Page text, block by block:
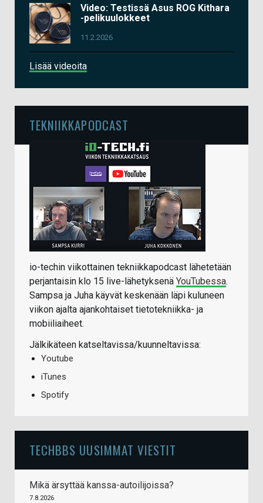
Video: Testissä Asus ROG Kithara
-pelikuulokkeet
11.2.2026
Lisää videoita
TEKNIIKKAPODCAST
io-techin viikottainen tekniikkapodcast lähetetään
perjantaisin klo 15 live-lähetyksenä YouTubessa.
Sampsa ja Juha käyvät keskenään läpi kuluneen
viikon ajalta ajankohtaiset tietotekniikka- ja
mobiiliaiheet.
Jälkikäteen katseltavissa/kuunneltavissa:
Youtube
iTunes
Spotify
TECHBBS UUSIMMAT VIESTIT
Mikä ärsyttää kanssa-autoilijoissa?
7.8.2026